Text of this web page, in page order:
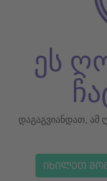
ეს
დაგაგვიანდათ, ამ
ᲘᲮᲘᲚᲔᲗ